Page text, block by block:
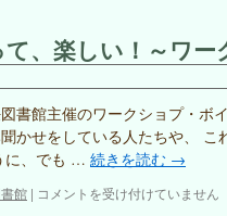
と
と
ぶ
～
語
の
ひ
と
と
き
、楽しい！～ワー
書館主催のワークショプ・ボ
かせをしている人たちや、
に、でも … 続きを読む →
館 | 声
コメントを受け付けていません